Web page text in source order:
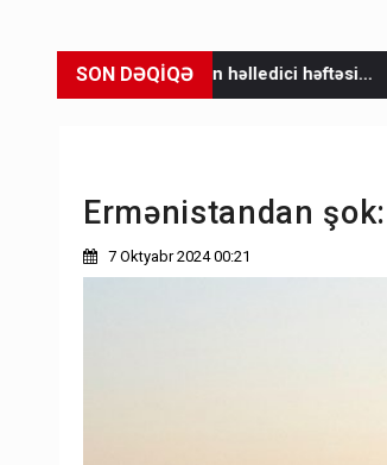
SON DƏQİQƏ
həlledici həftəsi... Gedişi var, dönüşü
Ermənistandan
7 Oktyabr 2024 00:21